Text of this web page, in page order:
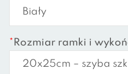
* Rozmiar ramki i